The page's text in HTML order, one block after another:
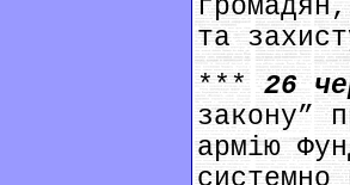
та
***26
закону”
армію